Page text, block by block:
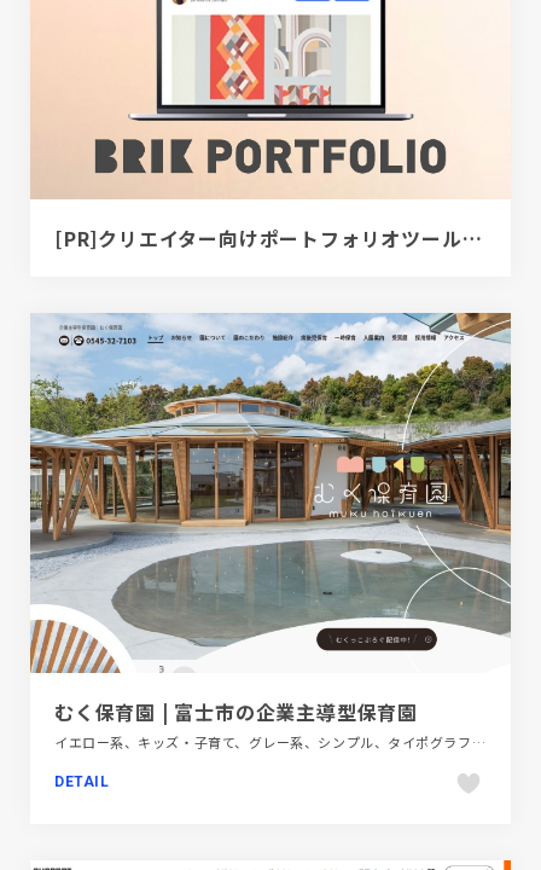
[PR]クリエイター向けポートフォリオツール｜BRIK PORTFOLIO
むく保育園 | 富士市の企業主導型保育園
イエロー系、キッズ・子育て、グレー系、シンプル、タイポグラフィー、ナチュラル、フラットデザイン、ブラウン系、大きめ写真、教育・学校、施設・店舗サイト
DETAIL